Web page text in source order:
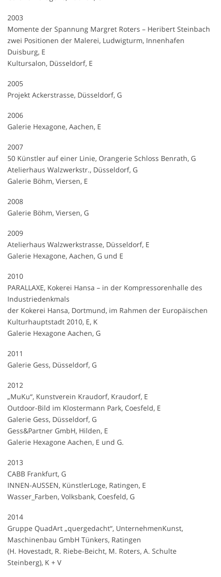
2003
Momente der Spannung Margret Roters – Heribert Steinbach
zwei Positionen der Malerei, Ludwigturm, Innenhafen
Duisburg, E
Kultursalon, Düsseldorf, E
2005
Projekt Ackerstrasse, Düsseldorf, G
2006
Galerie Hexagone, Aachen, E
2007
50 Künstler auf einer Linie, Orangerie Schloss Benrath, G
Atelierhaus Walzwerkstr., Düsseldorf, G
Galerie Böhm, Viersen, E
2008
Galerie Böhm, Viersen, G
2009
Atelierhaus Walzwerkstrasse, Düsseldorf, E
Galerie Hexagone, Aachen, G und E
2010
PARALLAXE, Kokerei Hansa – in der Kompressorenhalle des
Industriedenkmals
der Kokerei Hansa, Dortmund, im Rahmen der Europäischen
Kulturhauptstadt 2010, E, K
Galerie Hexagone Aachen, G
2011
Galerie Gess, Düsseldorf, G
2012
„MuKu“, Kunstverein Kraudorf, Kraudorf, E
Outdoor-Bild im Klostermann Park, Coesfeld, E
Galerie Gess, Düsseldorf, G
Gess&Partner GmbH, Hilden, E
Galerie Hexagone Aachen, E und G.
2013
CABB Frankfurt, G
INNEN-AUSSEN, KünstlerLoge, Ratingen, E
Wasser_Farben, Volksbank, Coesfeld, G
2014
Gruppe QuadArt „quergedacht“, UnternehmenKunst,
Maschinenbau GmbH Tünkers, Ratingen
(H. Hovestadt, R. Riebe-Beicht, M. Roters, A. Schulte
Steinberg), K + V